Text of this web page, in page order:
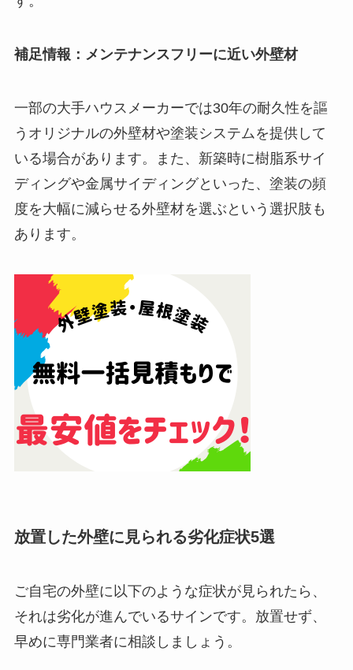
補足情報：メンテナンスフリーに近い外壁材
一部の大手ハウスメーカーでは30年の耐久性を謳
うオリジナルの外壁材や塗装システムを提供して
いる場合があります。また、新築時に樹脂系サイ
ディングや金属サイディングといった、塗装の頻
度を大幅に減らせる外壁材を選ぶという選択肢も
あります。
放置した外壁に見られる劣化症状5選
ご自宅の外壁に以下のような症状が見られたら、
それは劣化が進んでいるサインです。放置せず、
早めに専門業者に相談しましょう。